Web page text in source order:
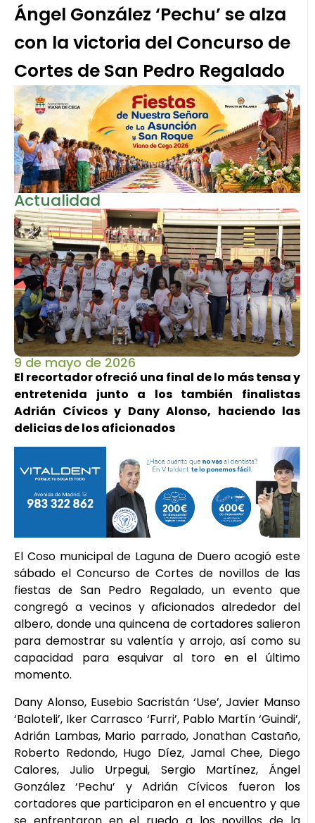
Ángel González ‘Pechu’ se alza
con la victoria del Concurso de
Cortes de San Pedro Regalado
Actualidad
9 de mayo de 2026
El recortador ofreció una final de lo más tensa y
entretenida junto a los también finalistas
Adrián Cívicos y Dany Alonso, haciendo las
delicias de los aficionados
El Coso municipal de Laguna de Duero acogió este
sábado el Concurso de Cortes de novillos de las
fiestas de San Pedro Regalado, un evento que
congregó a vecinos y aficionados alrededor del
albero, donde una quincena de cortadores salieron
para demostrar su valentía y arrojo, así como su
capacidad para esquivar al toro en el último
momento.
Dany Alonso, Eusebio Sacristán ‘Use’, Javier Manso
‘Baloteli’, Iker Carrasco ‘Furri’, Pablo Martín ‘Guindi’,
Adrián Lambas, Mario parrado, Jonathan Castaño,
Roberto Redondo, Hugo Díez, Jamal Chee, Diego
Calores, Julio Urpegui, Sergio Martínez, Ángel
González ‘Pechu’ y Adrián Cívicos fueron los
cortadores que participaron en el encuentro y que